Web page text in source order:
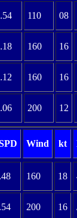
110 08
160 16
160 16
200 12
Wind kt
160 18
200 16